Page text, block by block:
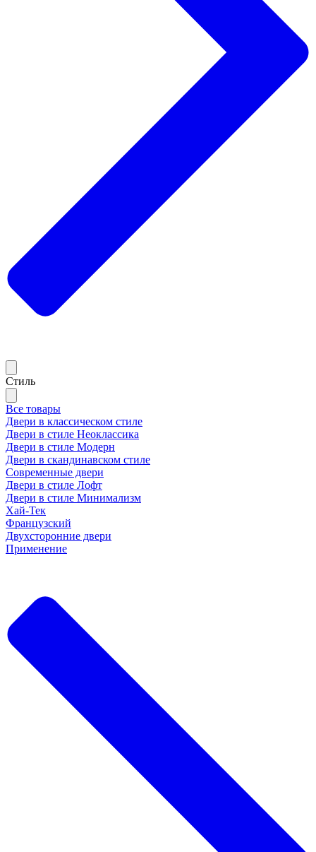
Стиль
Все товары
Двери в классическом стиле
Двери в стиле Неоклассика
Двери в стиле Модерн
Двери в скандинавском стиле
Современные двери
Двери в стиле Лофт
Двери в стиле Минимализм
Хай-Тек
Французский
Двухсторонние двери
Применение